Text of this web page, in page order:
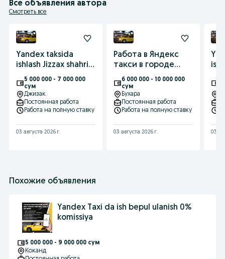
Все объявления автора
Смотреть все
Yandex taksida
ishlash Jizzax shahri
Komissiya 0%
5 000 000 - 7 000 000
сум
Джизак
Постоянная работа
Работа на полную ставку
03 августа 2026 г.
Работа в Яндекс
такси в городе
Бухара комиссия
0%
6 000 000 - 10 000 000
сум
Бухара
Постоянная работа
Работа на полную ставку
03 августа 2026 г. 03
Похожие объявления
Yandex Taxi da ish bepul ulanish 0%
komissiya
5 000 000 - 9 000 000 сум
Коканд